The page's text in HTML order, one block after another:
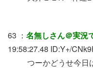
63 ： 名無しさん＠実況
19:58:27.48 ID:Y+/
つーかどうせ今日